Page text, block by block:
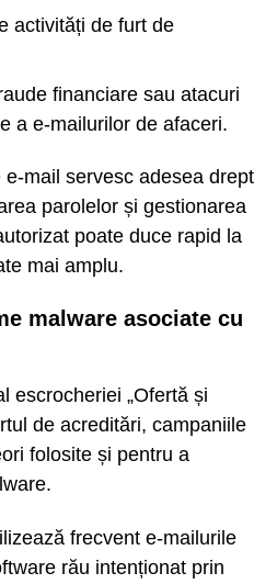
activități de furt de
financiare sau atacuri
a e-mailurilor de afaceri.
mail servesc adesea drept
parolelor și gestionarea
poate duce rapid la
mai amplu.
malware asociate cu
escrocheriei „Ofertă și
de acreditări, campaniile
folosite și pentru a
frecvent e-mailurile
rău intenționat prin